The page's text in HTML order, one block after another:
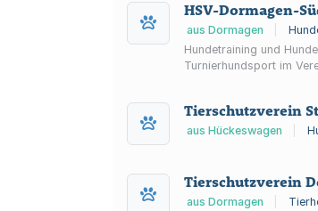
HSV-Dormagen-
aus Dormagen
Hundetraining und
Turnierhundsport im
Tierschutzverein
aus Hückeswagen
Tierschutzverein
aus Dormagen